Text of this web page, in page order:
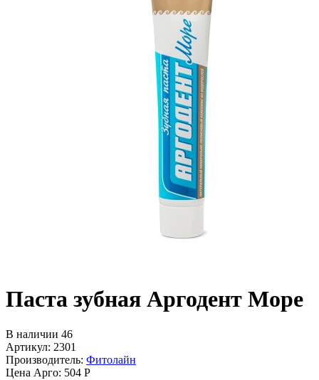
Паста зубная Аргодент Море
В наличии 46
Артикул: 2301
Производитель: Фитолайн
Цена Арго: 504 Р